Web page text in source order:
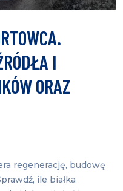
I
ORAZ
regenerację, budowę
ile białka